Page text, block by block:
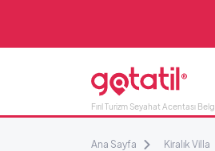
Fırıl Turizm Seyahat Acentası
Ana Sayfa Kiralık Villa